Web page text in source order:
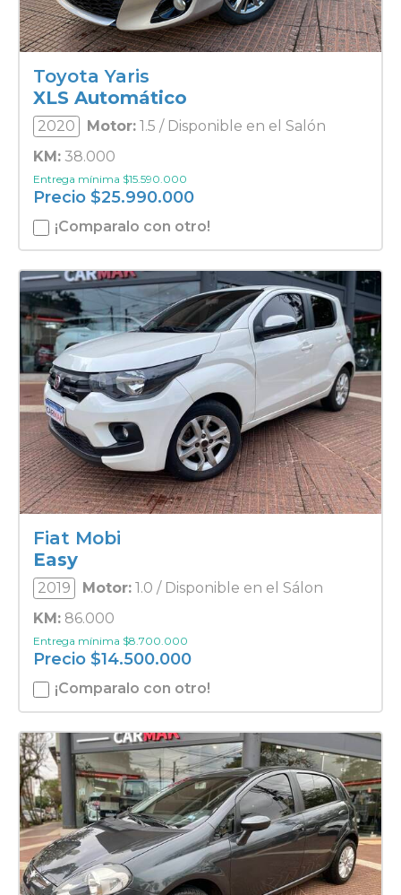
Toyota Yaris
XLS Automático
2020 Motor: 1.5 / Disponible en el Salón
KM: 38.000
Entrega mínima $15.590.000
Precio $25.990.000
¡Comparalo con otro!
Fiat Mobi
Easy
2019 Motor: 1.0 / Disponible en el Sálon
KM: 86.000
Entrega mínima $8.700.000
Precio $14.500.000
¡Comparalo con otro!